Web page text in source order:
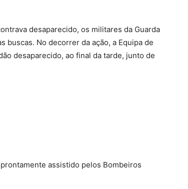
desaparecido, os militares da Guarda
buscas. No decorrer da ação, a Equipa de
desaparecido, ao final da tarde, junto de
assistido pelos Bombeiros